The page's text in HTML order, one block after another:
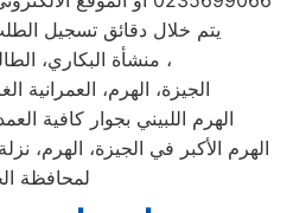
يتم خلال دقائق تسجيل
، منشأة البكاري،
الجيزة، الهرم، العمرانية
الهرم اللبيني بجوار كافية
الهرم الأكبر في الجيزة، الهرم،
لمحافظة